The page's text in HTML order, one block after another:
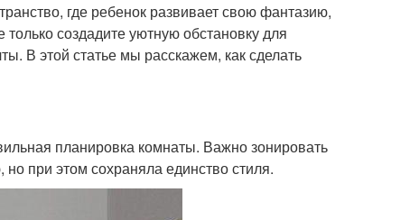
где ребенок развивает свою фантазию,
создадите уютную обстановку для
В этой статье мы расскажем, как сделать
планировка комнаты. Важно зонировать
при этом сохраняла единство стиля.